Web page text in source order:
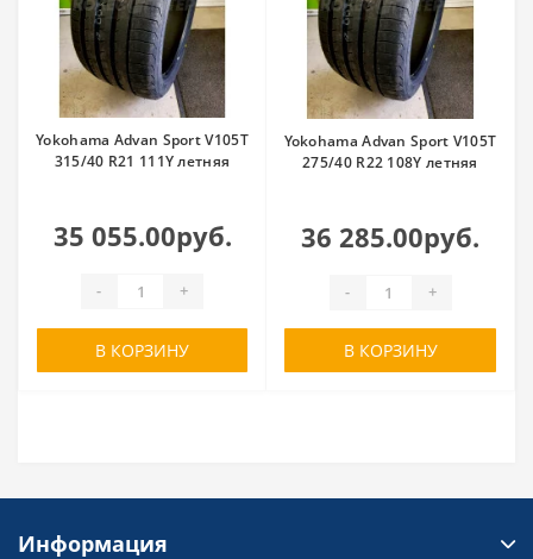
Yokohama Advan Sport V105T
315/40 R21 111Y летняя
35 055.00руб.
- +
В КОРЗИНУ
Yokohama Advan Sport V105T
275/40 R22 108Y летняя
36 285.00руб.
- +
В КОРЗИНУ
Информация